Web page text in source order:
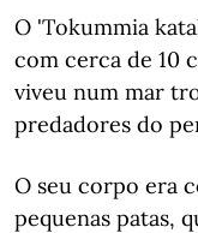
O 'Tokummia
com cerca de 10
viveu num mar
predadores do
O seu corpo era
pequenas patas,